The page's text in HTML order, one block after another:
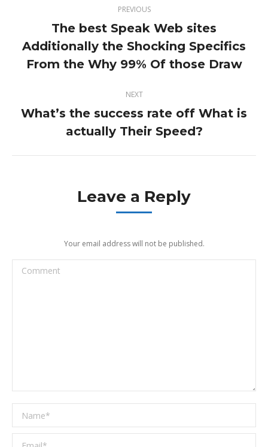
navigation
PREVIOUS
Previous
post:
The best Speak Web sites
Additionally the Shocking Specifics
From the Why 99% Of those Draw
NEXT
Next
post:
What’s the success rate off What is
actually Their Speed?
Leave a Reply
Your email address will not be published.
Comment
Name *
Email *